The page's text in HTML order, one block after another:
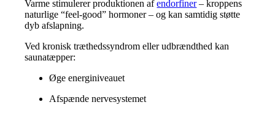
Varme stimulerer produktionen afendorfiner– kroppens
naturlige “feel-good” hormoner – og kan samtidig støtte
dyb afslapning.
Ved kronisk træthedssyndrom eller udbrændthed kan
saunatæpper:
Øge energiniveauet
Afspænde nervesystemet